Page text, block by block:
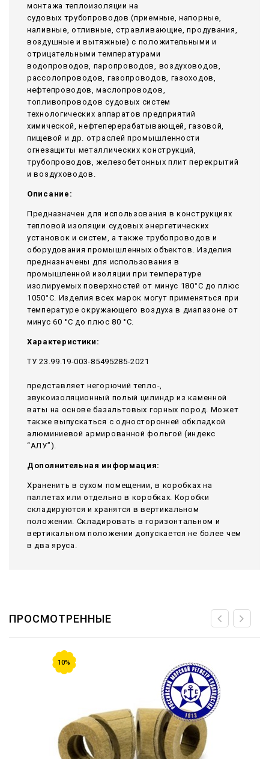
монтажа теплоизоляции на
судовых трубопроводов (приемные, напорные,
наливные, отливные, стравливающие, продувания,
воздушные и вытяжные) с положительными и
отрицательными температурами
водопроводов, паропроводов, воздуховодов,
рассолопроводов, газопроводов, газоходов,
нефтепроводов, маслопроводов,
топливопроводов судовых систем
технологических аппаратов предприятий
химической, нефтеперерабатывающей, газовой,
пищевой и др. отраслей промышленности
огнезащиты металлических конструкций,
трубопроводов, железобетонных плит перекрытий
и воздуховодов.
Описание:
Предназначен для использования в конструкциях
тепловой изоляции судовых энергетических
установок и систем, а также трубопроводов и
оборудования промышленных объектов. Изделия
предназначены для использования в
промышленной изоляции при температуре
изолируемых поверхностей от минус 180°С до плюс
1050°С. Изделия всех марок могут применяться при
температуре окружающего воздуха в диапазоне от
минус 60 °С до плюс 80 °С.
Характеристики:
ТУ 23.99.19-003-85495285-2021
представляет негорючий тепло-,
звукоизоляционный полый цилиндр из каменной
ваты на основе базальтовых горных пород. Может
также выпускаться с односторонней обкладкой
алюминиевой армированной фольгой (индекс
“АЛУ”).
Дополнительная информация:
Храненить в сухом помещении, в коробках на
паллетах или отдельно в коробках. Коробки
складируются и хранятся в вертикальном
положении. Складировать в горизонтальном и
вертикальном положении допускается не более чем
в два яруса.
ПРОСМОТРЕННЫЕ
10%